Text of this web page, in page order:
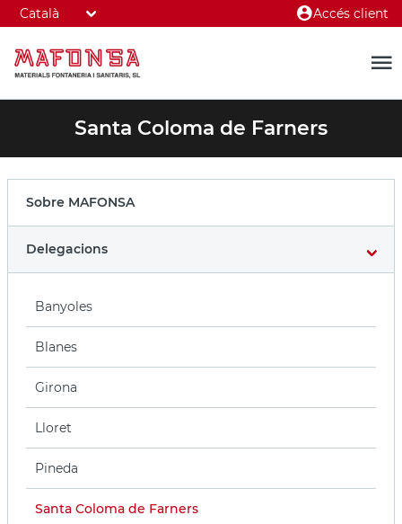
Accés client
Santa Coloma de Farners
Sobre MAFONSA
Delegacions
Banyoles
Blanes
Girona
Lloret
Pineda
Santa Coloma de Farners